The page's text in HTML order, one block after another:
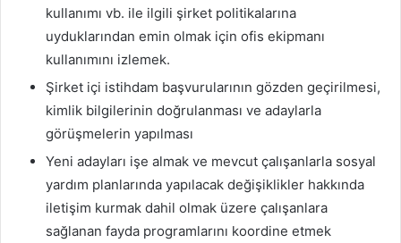
kullanımı vb. ile ilgili şirket politikalarına
uyduklarından emin olmak için ofis ekipmanı
kullanımını izlemek.
Şirket içi istihdam başvurularının gözden geçirilmesi,
kimlik bilgilerinin doğrulanması ve adaylarla
görüşmelerin yapılması
Yeni adayları işe almak ve mevcut çalışanlarla sosyal
yardım planlarında yapılacak değişiklikler hakkında
iletişim kurmak dahil olmak üzere çalışanlara
sağlanan fayda programlarını koordine etmek